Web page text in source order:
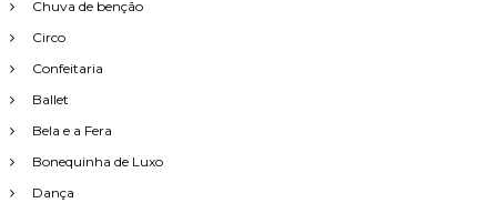
Chuva de benção
Circo
Confeitaria
Ballet
Bela e a Fera
Bonequinha de Luxo
Dança